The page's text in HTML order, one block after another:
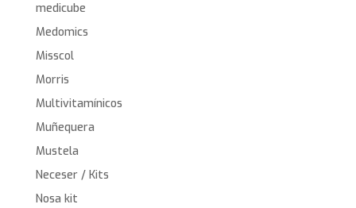
medicube
Medomics
Misscol
Morris
Multivitamínicos
Muñequera
Mustela
Neceser / Kits
Nosa kit